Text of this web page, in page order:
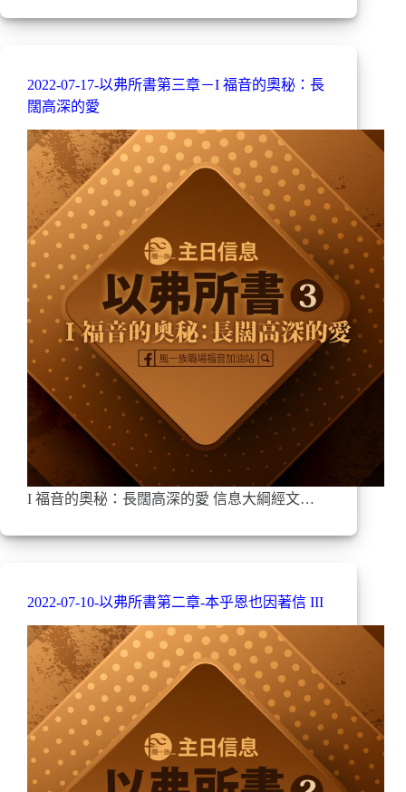
2022-07-17-以弗所書第三章－I 福音的奧秘：長
闊高深的愛
I 福音的奧秘：長闊高深的愛 信息大綱經文…
2022-07-10-以弗所書第二章-本乎恩也因著信 III